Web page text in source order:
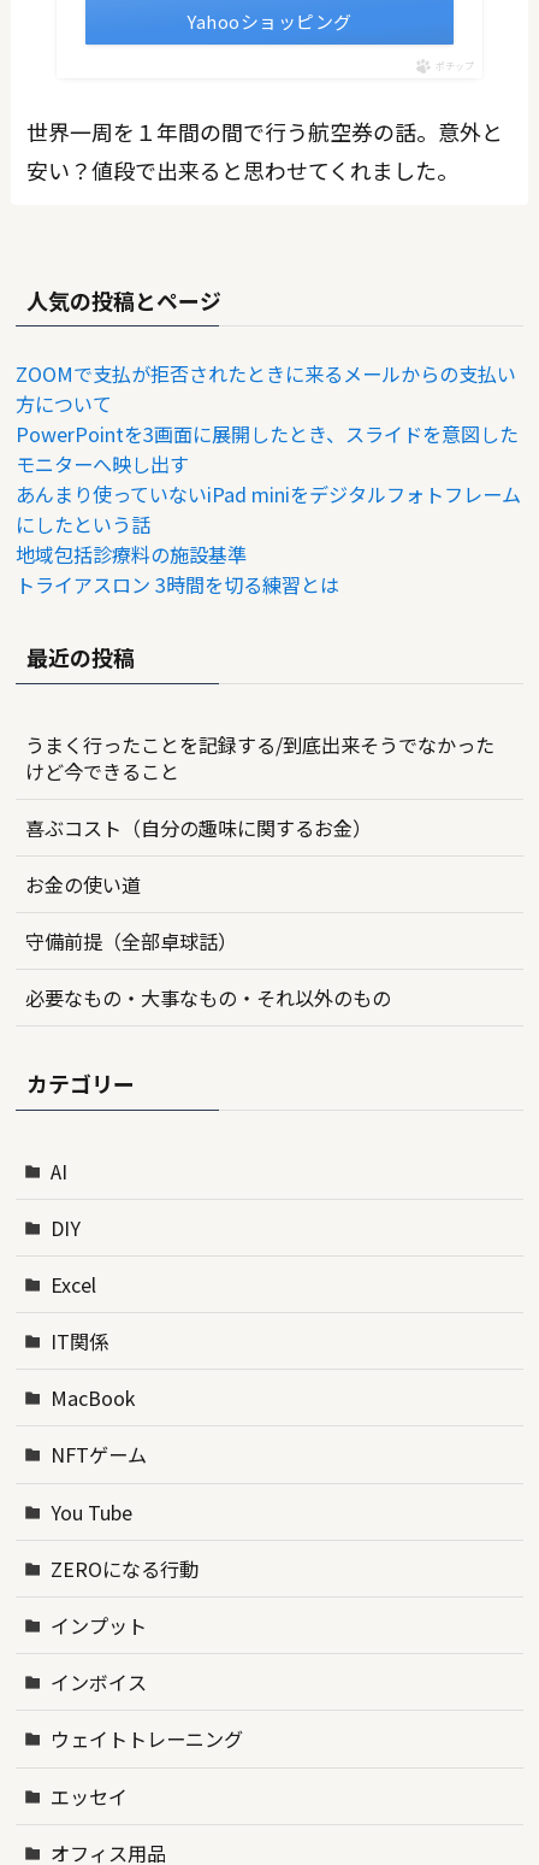
Yahooショッピング
ポチップ
世界一周を１年間の間で行う航空券の話。意外と
安い？値段で出来ると思わせてくれました。
人気の投稿とページ
ZOOMで支払が拒否されたときに来るメールからの支払い
方について
PowerPointを3画面に展開したとき、スライドを意図した
モニターへ映し出す
あんまり使っていないiPad miniをデジタルフォトフレーム
にしたという話
地域包括診療料の施設基準
トライアスロン 3時間を切る練習とは
最近の投稿
うまく行ったことを記録する/到底出来そうでなかった
けど今できること
喜ぶコスト（自分の趣味に関するお金）
お金の使い道
守備前提（全部卓球話）
必要なもの・大事なもの・それ以外のもの
カテゴリー
AI
DIY
Excel
IT関係
MacBook
NFTゲーム
You Tube
ZEROになる行動
インプット
インボイス
ウェイトトレーニング
エッセイ
オフィス用品